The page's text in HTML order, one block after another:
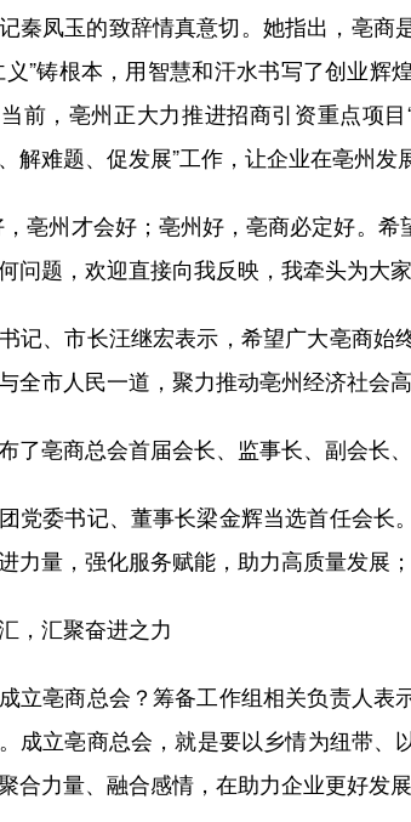
凤玉的致辞情真意切。她指出，亳商是
义”铸根本，用智慧和汗水书写了创业
前，亳州正大力推进招商引资重点项
解难题、促发展”工作，让企业在亳州发
州才会好；亳州好，亳商必定好。希
问题，欢迎直接向我反映，我牵头为大
、市长汪继宏表示，希望广大亳商始
全市人民一道，聚力推动亳州经济社会高
亳商总会首届会长、监事长、副会长、
委书记、董事长梁金辉当选首任会长
力量，强化服务赋能，助力高质量发展
汇聚奋进之力
亳商总会？筹备工作组相关负责人表
成立亳商总会，就是要以乡情为纽带
合力量、融合感情，在助力企业更好发